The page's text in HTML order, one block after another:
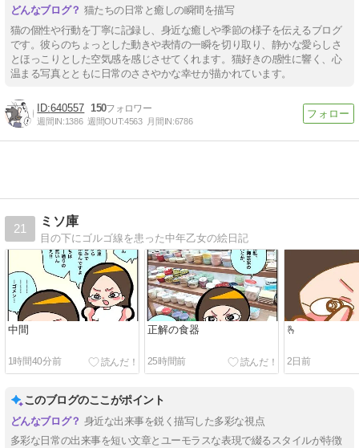
猫たちの日常と癒しの瞬間を描写
猫の個性や行動を丁寧に記録し、身近な癒しや季節の様子を伝えるブログ
です。彼らのちょっとした動きや表情の一瞬を切り取り、静かな愛らしさ
とほっこりとした空気感を感じさせてくれます。猫好きの感性に響く、心
温まる写真とともに日常のささやかな幸せが描かれています。
640557 150
週間IN:1386 週間OUT:4563 月間IN:6786
21
ミソ庫
目の下にゴルゴ線を患った中年乙女の絵日記
中間
1時間40分前
正解の食器
25時間前
🫰
2日前
このブログのここがポイント
身近な出来事を鋭く描写した多彩な視点
多彩な日常の出来事を短い文章とユーモラスな表現で綴るスタイルが特徴